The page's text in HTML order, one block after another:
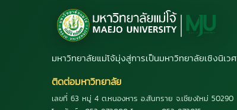
มหาวิทยาลัยแม่โจ้มุ่งสู่การเป็นมหาวิทยาลัยเชิงนิเวศ
ติดต่อมหาวิทยาลัย
เลขที่ 63 หมู่ 4 ต.หนองหาร อ.สันทราย จ.เชียงใหม่ 50290